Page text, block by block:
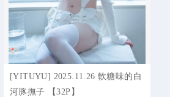
[YITUYU] 2025.11.26 軟糖味的白
河豚撫子 【32P】